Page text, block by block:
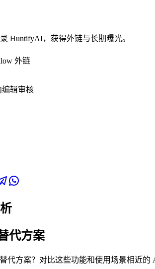
HuntifyAI，获得外链与长期曝光。
外链
编辑审核
代方案
代方案？对比这些功能和使用场景相近的